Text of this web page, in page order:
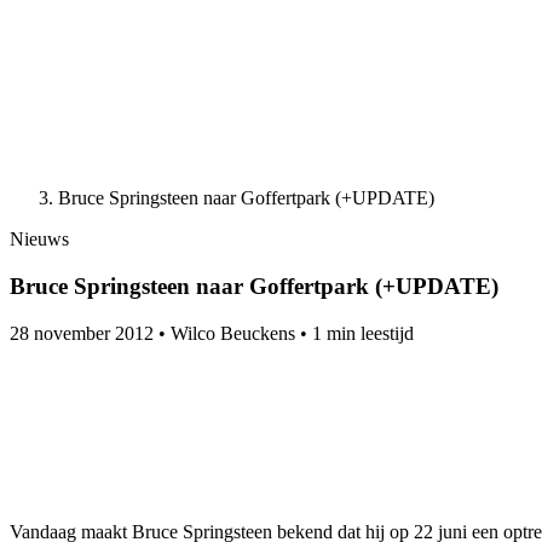
Bruce Springsteen naar Goffertpark (+UPDATE)
Nieuws
Bruce Springsteen naar Goffertpark (+UPDATE)
28 november 2012 • Wilco Beuckens • 1 min leestijd
Vandaag maakt Bruce Springsteen bekend dat hij op 22 juni een